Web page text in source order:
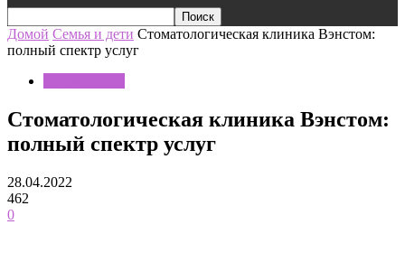
Домой Семья и дети Стоматологическая клиника Вэнстом:
полный спектр услуг
Стоматологическая клиника Вэнстом:
полный спектр услуг
28.04.2022
462
0